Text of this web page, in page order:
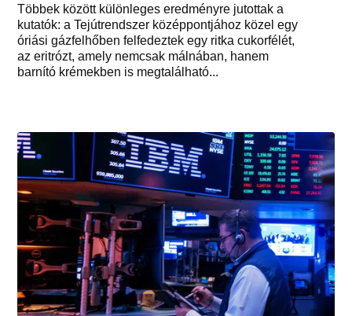
Többek között különleges eredményre jutottak a
kutatók: a Tejútrendszer középpontjához közel egy
óriási gázfelhőben felfedeztek egy ritka cukorfélét,
az eritrózt, amely nemcsak málnában, hanem
barnító krémekben is megtalálható...